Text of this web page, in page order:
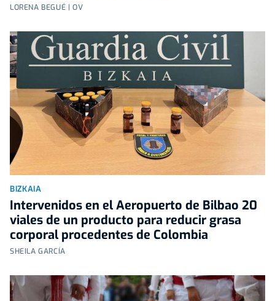
LORENA BEGUÉ | OV
BIZKAIA
Intervenidos en el Aeropuerto de Bilbao 20
viales de un producto para reducir grasa
corporal procedentes de Colombia
SHEILA GARCÍA